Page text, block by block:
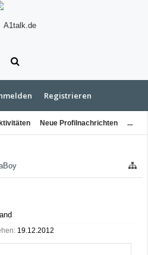
Neue Profilnachrichten ...
Registrieren
19.12.2012